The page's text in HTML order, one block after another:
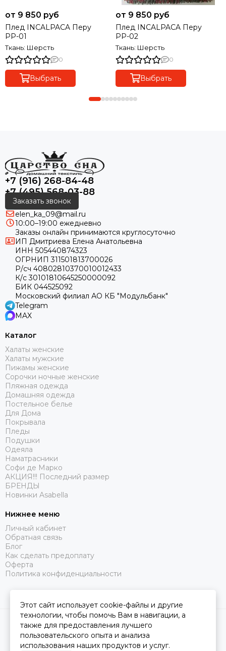
от 9 850 руб
Плед INCALPACA Перу
РР-01
Ткань: Шерсть
0
Выбрать
от 9 850 руб
Плед INCALPACA Перу
РР-02
Ткань: Шерсть
0
Выбрать
+7 (916) 268-84-48
+7 (495) 568-03-88
Заказать звонок
elen_ka_09@mail.ru
10:00–19:00 ежедневно
Заказы онлайн принимаются круглосуточно
ИП Дмитриева Елена Анатольевна
ИНН 505440874323
ОГРНИП 311501813700026
Р/сч 40802810370010012433
К/с 30101810645250000092
БИК 044525092
Московский филиал АО КБ "Модульбанк"
Telegram
MAX
Каталог
Халаты женские
Халаты мужские
Пижамы женские
Сорочки ночные женские
Пляжная одежда
Домашняя одежда
Постельное белье
Для Дома
Покрывала
Пледы
Подушки
Одеяла
Наматрасники
Софи де Марко
АКЦИЯ!!! Последний размер
БРЕНДЫ
Новинки Asabella
Нижнее меню
Личный кабинет
Обратная связь
Блог
Как сделать предоплату
Оферта
Политика конфиденциальности
2026 © Царство Сна.Карта сайта
Этот сайт использует cookie-файлы и другие
технологии, чтобы помочь Вам в навигации, а
также для предоставления лучшего
пользовательского опыта и анализа
использования наших продуктов и услуг.